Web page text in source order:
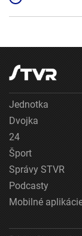
Jednotka
Dvojka
24
Šport
Správy STVR
Podcasty
Mobilné